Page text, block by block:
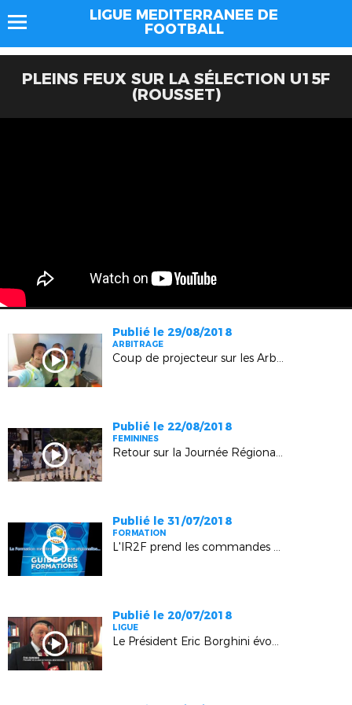
LIGUE MEDITERRANEE DE
FOOTBALL
PLEINS FEUX SUR LA SÉLECTION U15F
(ROUSSET)
Publié le 29/08/2018
ARBITRAGE
Coup de projecteur sur les Arbitres
Publié le 22/08/2018
FEMININES
Retour sur la Journée Régionale des Ecoles Féminines de Football (Sisteron)
Publié le 31/07/2018
FORMATION
L'IR2F prend les commandes de la Formation
Publié le 20/07/2018
LIGUE
Le Président Eric Borghini évoque la rentrée après le sacre mondial (RMC)